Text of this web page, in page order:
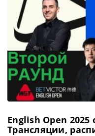
расписание прямых
Англии 2025 (Live) […]
English Open
Трансляции,